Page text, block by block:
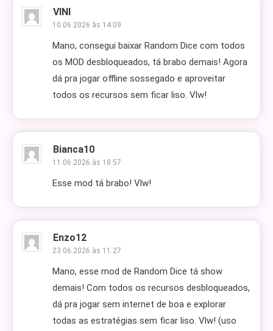
VINI
10.06.2026 às 14:09
Mano, consegui baixar Random Dice com todos
os MOD desbloqueados, tá brabo demais! Agora
dá pra jogar offline sossegado e aproveitar
todos os recursos sem ficar liso. Vlw!
Bianca10
11.06.2026 às 18:57
Esse mod tá brabo! Vlw!
Enzo12
23.06.2026 às 11:27
Mano, esse mod de Random Dice tá show
demais! Com todos os recursos desbloqueados,
dá pra jogar sem internet de boa e explorar
todas as estratégias sem ficar liso. Vlw! (uso